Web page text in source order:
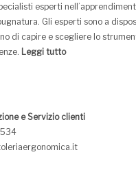
esperti
Gli esperti sono a
di capire e scegliere lo
Leggi tutto
e Servizio clienti